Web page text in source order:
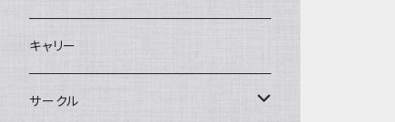
XSサイズ(テープ幅1.0cm) _ ハーネス
季節限定 お正月
季節限定 バレンタイン&ホワイトデー
食糞防止
給水器
食器台
カドラー／ベッド
トイレ
キャリー
サークル